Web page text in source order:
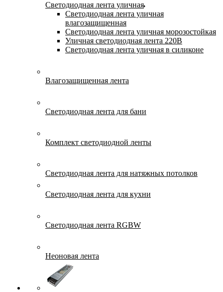
Светодиодная лента уличная
Светодиодная лента уличная
влагозащищенная
Светодиодная лента уличная морозостойкая
Уличная светодиодная лента 220В
Светодиодная лента уличная в силиконе
Влагозащищенная лента
Светодиодная лента для бани
Комплект светодиодной ленты
Светодиодная лента для натяжных потолков
Светодиодная лента для кухни
Светодиодная лента RGBW
Неоновая лента